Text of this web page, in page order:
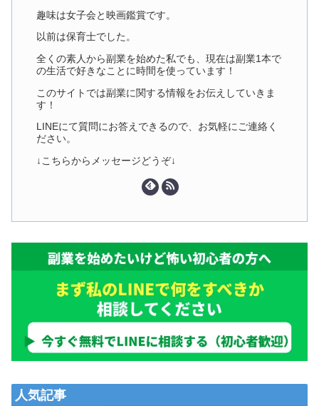
趣味は女子会と映画鑑賞です。
以前は保育士でした。
全くの素人から副業を始めた私でも、現在は副業1本で
の生活で好きなことに時間を使っています！
このサイトでは副業に関する情報をお伝えしていきま
す！
LINEにて質問にお答えできるので、お気軽にご連絡く
ださい。
↓こちらからメッセージどうぞ↓
人気記事